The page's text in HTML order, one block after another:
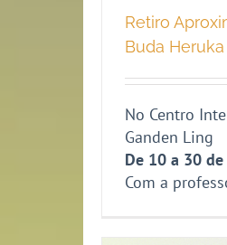
Retiro
Buda Heruka
No Centro
Ganden Ling
De 10 a 30
Com a